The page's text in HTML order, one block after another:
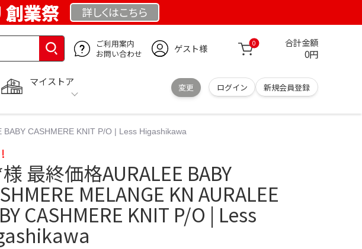
創業祭 詳しくはこちら
ご利用案内
お問い合わせ
ゲスト様 0 合計金額
0円
マイストア
変更 ログイン 新規会員登録
CASHMERE KNIT P/O | Less Higashikawa
最終価格AURALEE BABY
MELANGE KN AURALEE
CASHMERE KNIT P/O | Less